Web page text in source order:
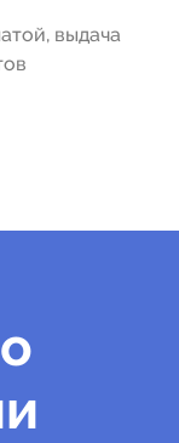
выдача